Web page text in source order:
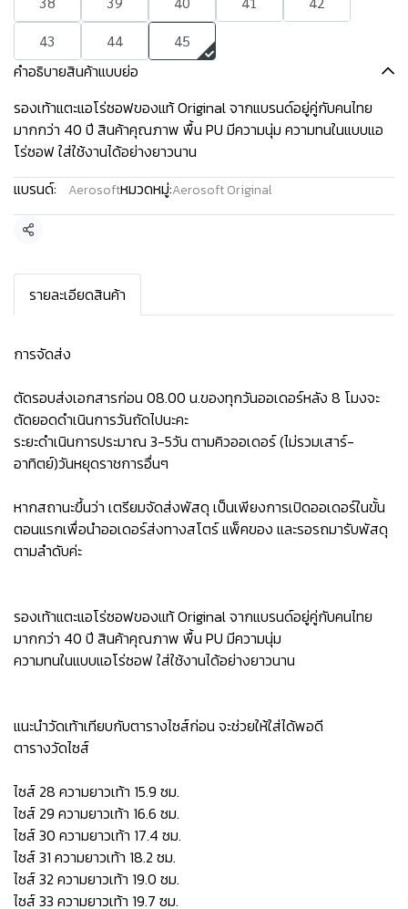
43
44 45
คำอธิบายสินค้าแบบย่อ
รองเท้าแตะแอโร่ซอฟของแท้ Original จากแบรนด์อยู่คู่กับคนไทย
มากกว่า 40 ปี สินค้าคุณภาพ พื้น PU มีความนุ่ม ความทนในแบบแอ
โร่ซอฟ ใส่ใช้งานได้อย่างยาวนาน
แบรนด์:
Aerosoftหมวดหมู่:Aerosoft Original
แชร์
รายละเอียดสินค้า
การจัดส่ง
ตัดรอบส่งเอกสารก่อน 08.00 น.ของทุกวันออเดอร์หลัง 8 โมงจะ
ตัดยอดดำเนินการวันถัดไปนะคะ
ระยะดำเนินการประมาณ 3-5วัน ตามคิวออเดอร์ (ไม่รวมเสาร์-
อาทิตย์)วันหยุดราชการอื่นๆ
หากสถานะขึ้นว่า เตรียมจัดส่งพัสดุ เป็นเพียงการเปิดออเดอร์ในขั้น
ตอนแรกเพื่อนำออเดอร์ส่งทางสโตร์ แพ็คของ และรอรถมารับพัสดุ
ตามลำดับค่ะ
รองเท้าแตะแอโร่ซอฟของแท้ Original จากแบรนด์อยู่คู่กับคนไทย
มากกว่า 40 ปี สินค้าคุณภาพ พื้น PU มีความนุ่ม
ความทนในแบบแอโร่ซอฟ ใส่ใช้งานได้อย่างยาวนาน
แนะนำวัดเท้าเทียบกับตารางไซส์ก่อน จะช่วยให้ใส่ได้พอดี
ตารางวัดไซส์
ไซส์ 28 ความยาวเท้า 15.9 ซม.
ไซส์ 29 ความยาวเท้า 16.6 ซม.
ไซส์ 30 ความยาวเท้า 17.4 ซม.
ไซส์ 31 ความยาวเท้า 18.2 ซม.
ไซส์ 32 ความยาวเท้า 19.0 ซม.
ไซส์ 33 ความยาวเท้า 19.7 ซม.